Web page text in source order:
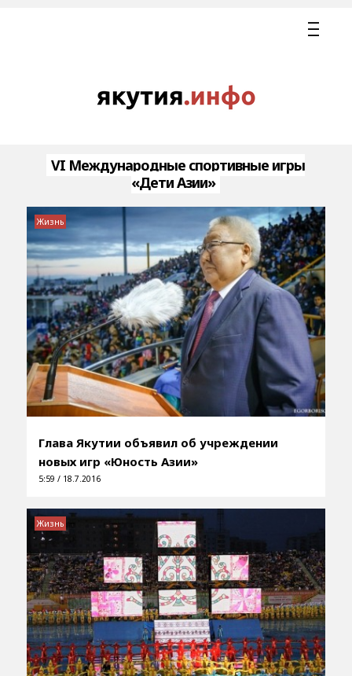
VI Международные спортивные игры
«Дети Азии»
Глава Якутии объявил об учреждении
новых игр «Юность Азии»
5:59 / 18.7.2016
Жизнь
Жизнь